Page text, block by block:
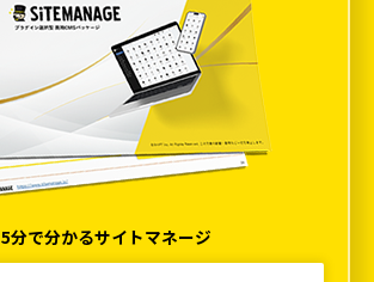
5分で分かるサイトマネージ